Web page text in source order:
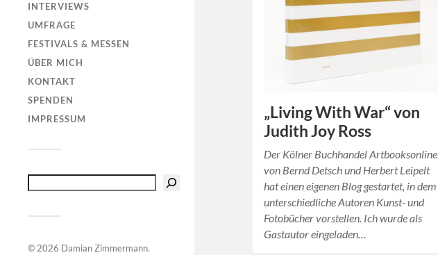
INTERVIEWS
UMFRAGE
FESTIVALS & MESSEN
ÜBER MICH
KONTAKT
SPENDEN
IMPRESSUM
© 2026 Damian Zimmermann.
„Living With War“ von
Judith Joy Ross
Der Kölner Buchhandel Artbooksonline
von Bernd Detsch und Herbert Leipelt
hat einen eigenen Blog gestartet, in dem
unterschiedliche Autoren Kunst- und
Fotobücher vorstellen. Ich wurde als
Gastautor eingeladen…